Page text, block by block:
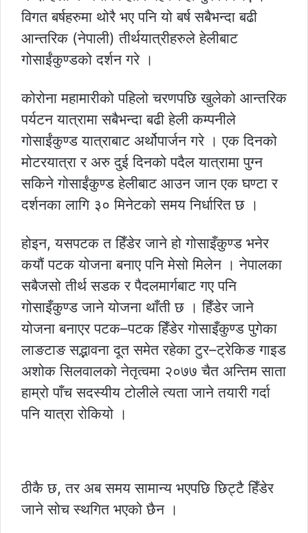
विगत बर्षहरुमा थोरै भए पनि यो बर्ष सबैभन्दा बढी
आन्तरिक (नेपाली) तीर्थयात्रीहरुले हेलीबाट
गोसाईंकुण्डको दर्शन गरे ।
कोरोना महामारीको पहिलो चरणपछि खुलेको आन्तरिक
पर्यटन यात्रामा सबैभन्दा बढी हेली कम्पनीले
गोसाईंकुण्ड यात्राबाट अर्थोपार्जन गरे । एक दिनको
मोटरयात्रा र अरु दुई दिनको पदैल यात्रामा पुग्न
सकिने गोसाईंकुण्ड हेलीबाट आउन जान एक घण्टा र
दर्शनका लागि ३० मिनेटको समय निर्धारित छ ।
होइन, यसपटक त हिँडेर जाने हो गोसाइँकुण्ड भनेर
कयौं पटक योजना बनाए पनि मेसो मिलेन । नेपालका
सबैजसो तीर्थ सडक र पैदलमार्गबाट गए पनि
गोसाइँकुण्ड जाने योजना थाँती छ । हिँडेर जाने
योजना बनाएर पटक–पटक हिँडेर गोसाइँकुण्ड पुगेका
लाङटाङ सद्भावना दूत समेत रहेका टुर–ट्रेकिङ गाइड
अशोक सिलवालको नेतृत्वमा २०७७ चैत अन्तिम साता
हाम्रो पाँच सदस्यीय टोलीले त्यता जाने तयारी गर्दा
पनि यात्रा रोकियो ।
ठीकै छ, तर अब समय सामान्य भएपछि छिट्टै हिँडेर
जाने सोच स्थगित भएको छैन ।